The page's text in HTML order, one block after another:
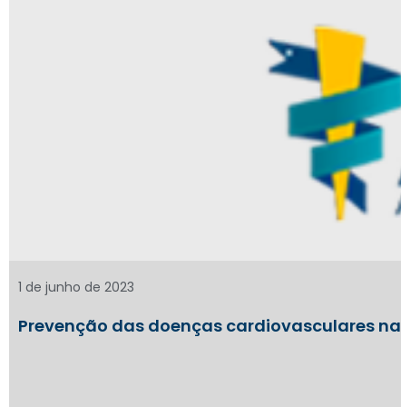
Prevenção das doenças cardiovasculares
1 de junho de 2023